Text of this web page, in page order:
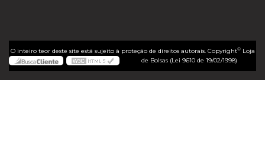
O inteiro teor deste site está sujeito à proteção de direitos autorais. Copyright©Loja
de Bolsas (Lei 9610 de 19/02/1998)